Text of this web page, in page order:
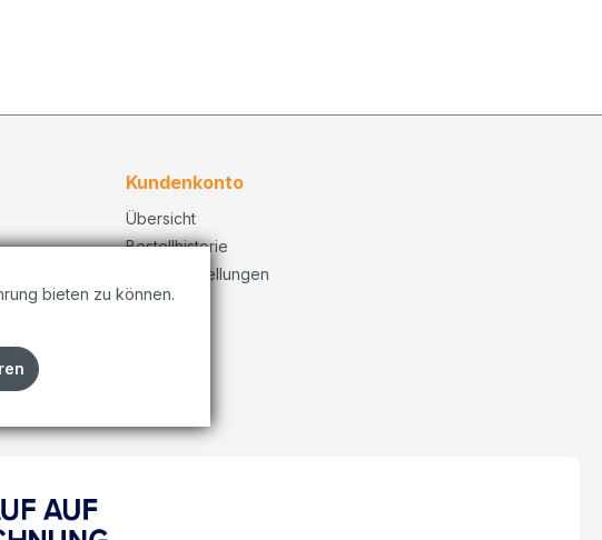
Kundenkonto
Übersicht
Bestellhistorie
Konto Einstellungen
bieten zu können.